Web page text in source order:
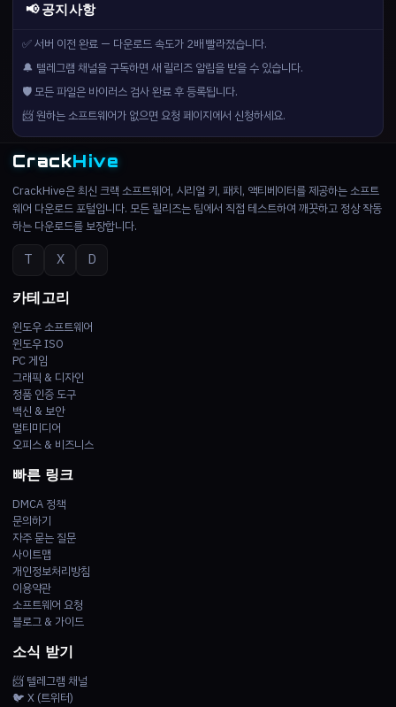
📢 공지사항
✅ 서버 이전 완료 — 다운로드 속도가 2배 빨라졌습니다.
🔔 텔레그램 채널을 구독하면 새 릴리즈 알림을 받을 수 있습니다.
🛡️ 모든 파일은 바이러스 검사 완료 후 등록됩니다.
📨 원하는 소프트웨어가 없으면 요청 페이지에서 신청하세요.
CrackHive
CrackHive은 최신 크랙 소프트웨어, 시리얼 키, 패치, 액티베이터를 제공하는 소프트
웨어 다운로드 포털입니다. 모든 릴리즈는 팀에서 직접 테스트하여 깨끗하고 정상 작동
하는 다운로드를 보장합니다.
T X D
카테고리
윈도우 소프트웨어
윈도우 ISO
PC 게임
그래픽 & 디자인
정품 인증 도구
백신 & 보안
멀티미디어
오피스 & 비즈니스
빠른 링크
DMCA 정책
문의하기
자주 묻는 질문
사이트맵
개인정보처리방침
이용약관
소프트웨어 요청
블로그 & 가이드
소식 받기
📨 텔레그램 채널
🐦 X (트위터)